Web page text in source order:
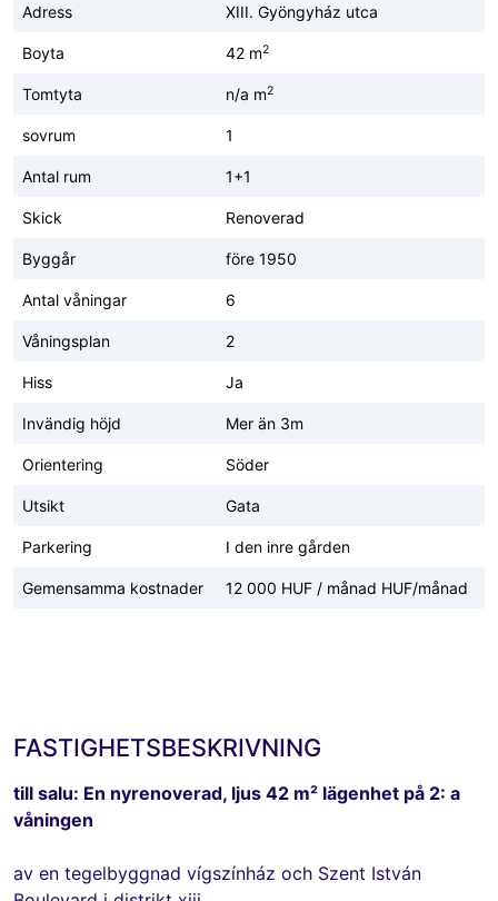
Adress XIII. Gyöngyház utca
Boyta 42 m2
Tomtyta n/a m2
sovrum 1
Antal rum 1+1
Skick Renoverad
Byggår före 1950
Antal våningar 6
Våningsplan 2
Hiss Ja
Invändig höjd Mer än 3m
Orientering Söder
Utsikt Gata
Parkering I den inre gården
Gemensamma kostnader 12 000 HUF / månad HUF/månad
FASTIGHETSBESKRIVNING
till salu: En nyrenoverad, ljus 42 m² lägenhet på 2: a
våningen
av en tegelbyggnad vígszínház och Szent István